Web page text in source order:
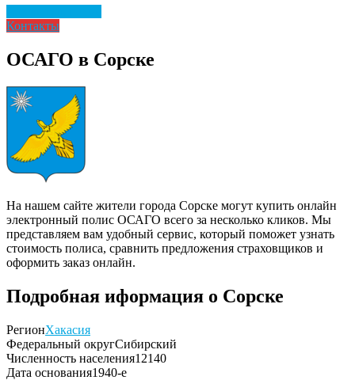
Контакты
ОСАГО в Сорске
На нашем сайте жители города Сорске могут купить онлайн
электронный полис ОСАГО всего за несколько кликов. Мы
представляем вам удобный сервис, который поможет узнать
стоимость полиса, сравнить предложения страховщиков и
оформить заказ онлайн.
Подробная иформация о Сорске
РегионХакасия
Федеральный округСибирский
Численность населения12140
Дата основания1940-е